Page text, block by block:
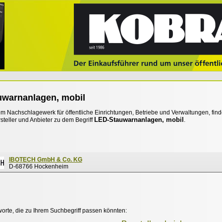
mobil
Nachschlagewerk für öffentliche Einrichtungen, Betriebe und Verwaltungen,
und Anbieter zu dem Begriff LED-Stauwarnanlagen, mobil .
IBOTECH GmbH & Co. KG
D-68766 Hockenheim
die zu Ihrem Suchbegriff passen könnten: